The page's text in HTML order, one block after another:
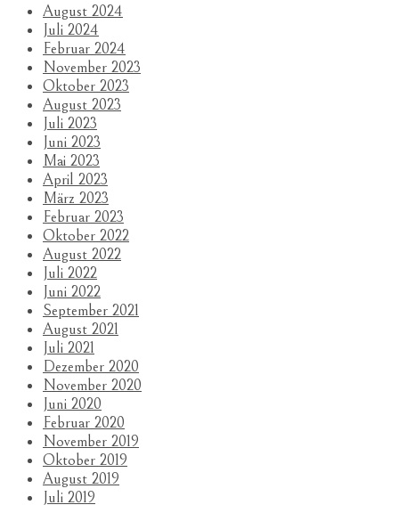
August 2024
Juli 2024
Februar 2024
November 2023
Oktober 2023
August 2023
Juli 2023
Juni 2023
Mai 2023
April 2023
März 2023
Februar 2023
Oktober 2022
August 2022
Juli 2022
Juni 2022
September 2021
August 2021
Juli 2021
Dezember 2020
November 2020
Juni 2020
Februar 2020
November 2019
Oktober 2019
August 2019
Juli 2019